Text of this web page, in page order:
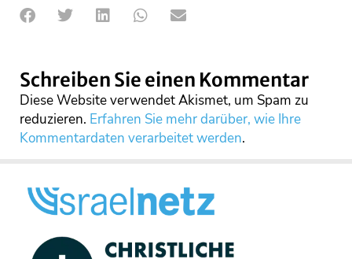
Schreiben Sie einen Kommentar
Diese Website verwendet Akismet, um Spam zu
reduzieren. Erfahren Sie mehr darüber, wie Ihre
Kommentardaten verarbeitet werden.